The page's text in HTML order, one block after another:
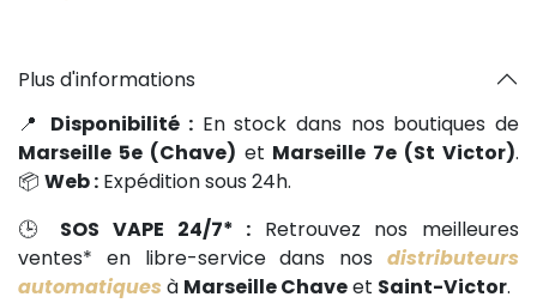
Plus d'informations
📍 Disponibilité : En stock dans nos boutiques de
Marseille 5e (Chave) et Marseille 7e (St Victor).
📦 Web : Expédition sous 24h.
🕒 SOS VAPE 24/7* : Retrouvez nos meilleures
ventes* en libre-service dans nos distributeurs
automatiques à Marseille Chaveet Saint-Victor.